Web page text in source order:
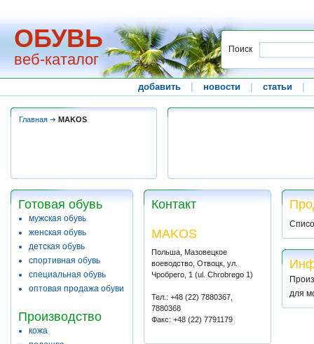
ОБУВЬ
веб-каталог
Поиск
добавить новости статьи
Главная MAKOS
Готовая обувь
мужская обувь
женская обувь
детская обувь
спортивная обувь
специальная обувь
оптовая продажа обуви
Производство
кожа
Контакт
MAKOS
Польша, Мазовецкое
воеводство, Отвоцк, ул.
Чробрего, 1 (ul. Chrobrego 1)
Тел.: +48 (22) 7880367,
7880368
Факс: +48 (22) 7791179
для